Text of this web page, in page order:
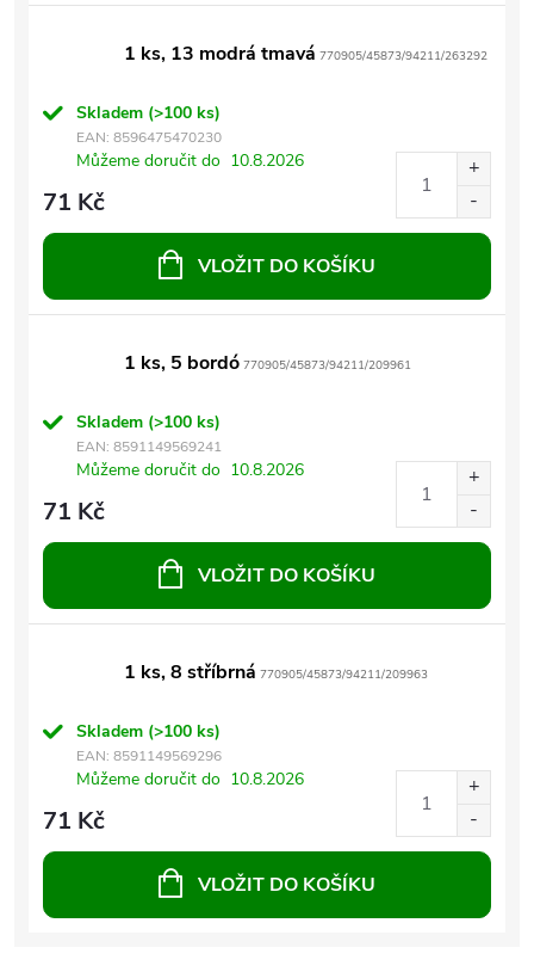
1 ks, 13 modrá tmavá 770905/45873/94211/263292
Skladem (>100 ks)
EAN: 8596475470230
Můžeme doručit do 10.8.2026
71 Kč
VLOŽIT DO KOŠÍKU
1 ks, 5 bordó 770905/45873/94211/209961
Skladem (>100 ks)
EAN: 8591149569241
Můžeme doručit do 10.8.2026
71 Kč
VLOŽIT DO KOŠÍKU
1 ks, 8 stříbrná 770905/45873/94211/209963
Skladem (>100 ks)
EAN: 8591149569296
Můžeme doručit do 10.8.2026
71 Kč
VLOŽIT DO KOŠÍKU